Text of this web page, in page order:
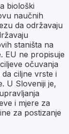
biološki
naučnih
da održavaju
staništa na
EU ne propisuje
očuvanja
ciljne vrste i
U Sloveniji je,
i mjere za
za postizanje